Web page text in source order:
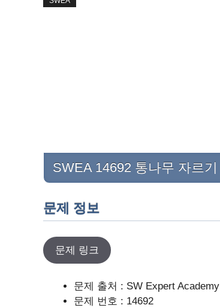
SWEA 14692 통나무 자르기
문제 정보
문제 링크
문제 출처 : SW Expert Academy
문제 번호 : 14692